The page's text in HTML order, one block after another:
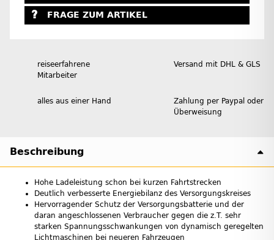
FRAGE ZUM ARTIKEL
reiseerfahrene
Mitarbeiter
Versand mit DHL & GLS
alles aus einer Hand
Zahlung per Paypal oder
Überweisung
Beschreibung
Hohe Ladeleistung schon bei kurzen Fahrtstrecken
Deutlich verbesserte Energiebilanz des Versorgungskreises
Hervorragender Schutz der Versorgungsbatterie und der
daran angeschlossenen Verbraucher gegen die z.T. sehr
starken Spannungsschwankungen von dynamisch geregelten
Lichtmaschinen bei neueren Fahrzeugen